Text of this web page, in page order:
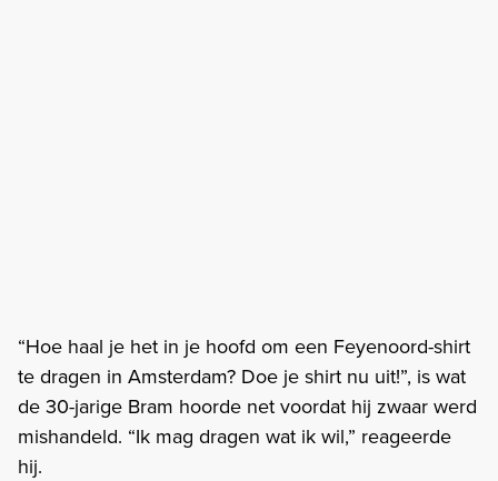
“Hoe haal je het in je hoofd om een Feyenoord-shirt
te dragen in Amsterdam? Doe je shirt nu uit!”, is wat
de 30-jarige Bram hoorde net voordat hij zwaar werd
mishandeld. “Ik mag dragen wat ik wil,” reageerde
hij.